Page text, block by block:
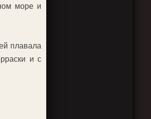
море и
плавала
и с